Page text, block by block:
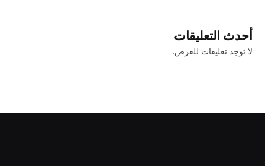
أحدث التعليقات
لا توجد تعليقات للعرض.